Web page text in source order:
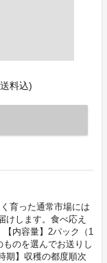
料込)
育った通常市場には
けします。食べ応え
内容量】2パック（1
のを選んでお送りし
期】収穫の都度順次